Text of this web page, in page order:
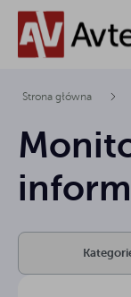
Strona główna